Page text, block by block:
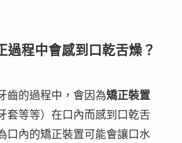
過程中會感到口乾舌燥？
齒的過程中，會因為矯正裝置
套等等）在口內而感到 口乾舌
口內的矯正裝置可能會讓口水